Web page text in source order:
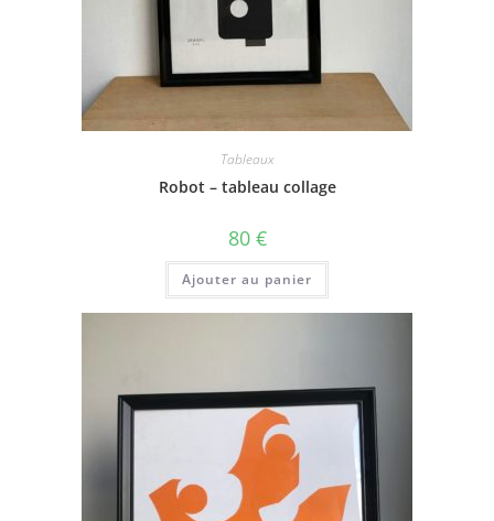
Tableaux
Robot – tableau collage
80 €
Ajouter au panier